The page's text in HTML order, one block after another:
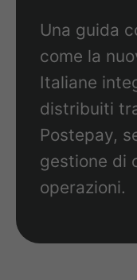
Una guida
come la
Italiane
distribuiti
Postepay,
gestione di
operazioni.